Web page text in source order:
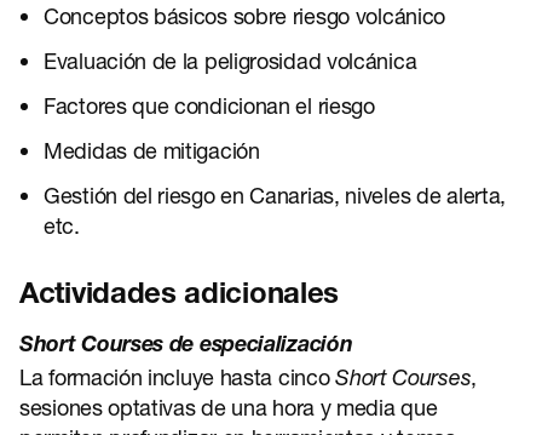
Conceptos básicos sobre riesgo volcánico
Evaluación de la peligrosidad volcánica
Factores que condicionan el riesgo
Medidas de mitigación
Gestión del riesgo en Canarias, niveles de alerta,
etc.
Actividades adicionales
Short Courses de especialización
La formación incluye hasta cincoShort Courses,
sesiones optativas de una hora y media que